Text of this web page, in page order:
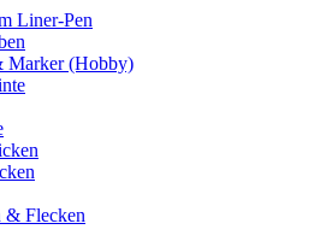
Liner-Pen
Marker (Hobby)
& Flecken